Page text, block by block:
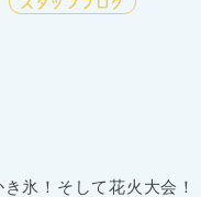
氷！そして花火大会！